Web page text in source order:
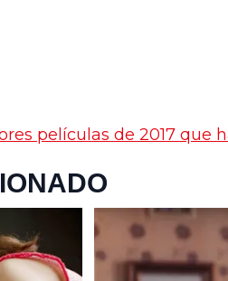
películas de 2017 que